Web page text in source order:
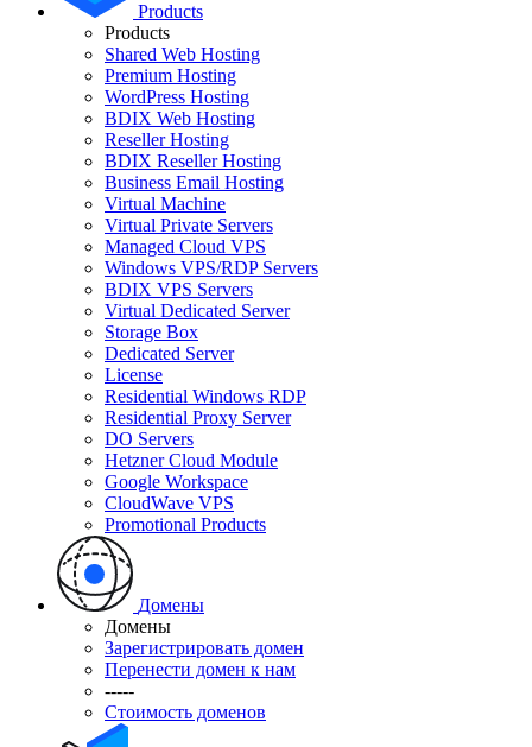
Products
Products
Shared Web Hosting
Premium Hosting
WordPress Hosting
BDIX Web Hosting
Reseller Hosting
BDIX Reseller Hosting
Business Email Hosting
Virtual Machine
Virtual Private Servers
Managed Cloud VPS
Windows VPS/RDP Servers
BDIX VPS Servers
Virtual Dedicated Server
Storage Box
Dedicated Server
License
Residential Windows RDP
Residential Proxy Server
DO Servers
Hetzner Cloud Module
Google Workspace
CloudWave VPS
Promotional Products
Домены
Домены
Зарегистрировать домен
Перенести домен к нам
-----
Стоимость доменов